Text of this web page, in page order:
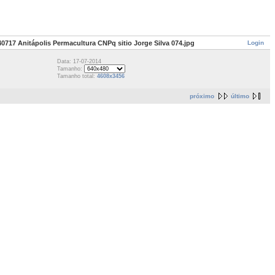
Login
Anitápolis Permacultura CNPq sitio Jorge Silva 074.jpg
Data: 17-07-2014
Tamanho:
Tamanho total: 4608x3456
próximo último